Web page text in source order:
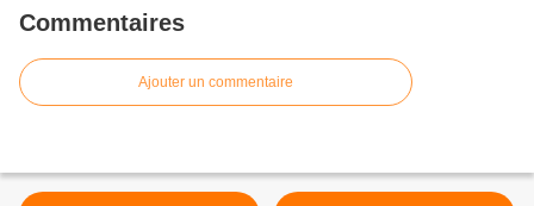
Commentaires
Ajouter un commentaire